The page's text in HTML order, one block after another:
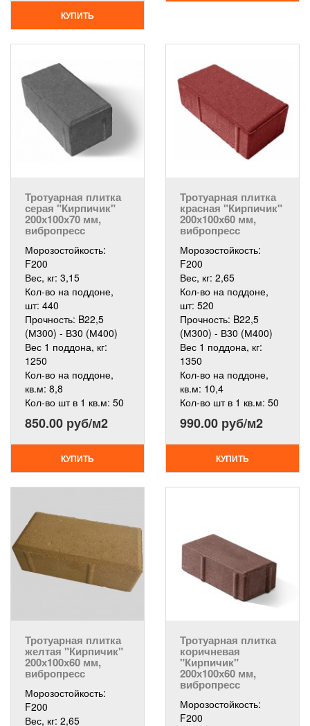
КУПИТЬ
Тротуарная плитка
серая "Кирпичик"
200х100х70 мм,
вибропресс
Морозостойкость:
F200
Вес, кг: 3,15
Кол-во на поддоне,
шт: 440
Прочность: B22,5
(М300) - В30 (М400)
Вес 1 поддона, кг:
1250
Кол-во на поддоне,
кв.м: 8,8
Кол-во шт в 1 кв.м: 50
850.00 руб/м2
КУПИТЬ
Тротуарная плитка
красная "Кирпичик"
200х100х60 мм,
вибропресс
Морозостойкость:
F200
Вес, кг: 2,65
Кол-во на поддоне,
шт: 520
Прочность: B22,5
(М300) - В30 (М400)
Вес 1 поддона, кг:
1350
Кол-во на поддоне,
кв.м: 10,4
Кол-во шт в 1 кв.м: 50
990.00 руб/м2
КУПИТЬ
Тротуарная плитка
желтая "Кирпичик"
200х100х60 мм,
вибропресс
Морозостойкость:
F200
Вес, кг: 2,65
Тротуарная плитка
коричневая
"Кирпичик"
200х100х60 мм,
вибропресс
Морозостойкость:
F200